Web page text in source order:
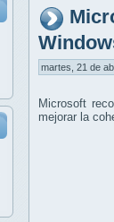
martes, 21 de
Microsoft
mejorar la